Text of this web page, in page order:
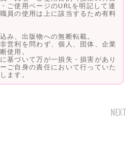
ご使用ページのURLを明記して連
員の使用は上に該当するため有料
み、出版物への無断転載。
営利を問わず、個人、団体、企業
使用。
基づいて万が一損失・損害があり
ご自身の責任において行っていた
ます。
NEXT